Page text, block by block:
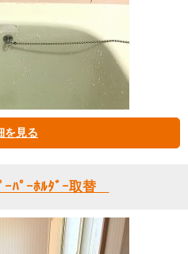
を見る
ｰﾊﾟｰﾎﾙﾀﾞｰ取替